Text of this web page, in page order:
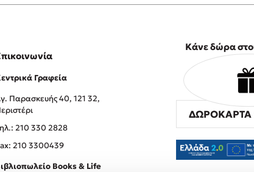
Γραφεία
Παρασκευής 40, 121 32,
210 330 2828
210 3300439
Books & Life
Κάνε δώρα
ΔΩΡΟΚΑΡΤΑ